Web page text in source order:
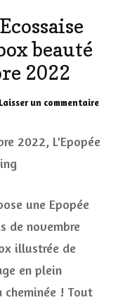
beauté
2022
Laisser un commentairesur
une Epopée
de novembre
illustrée de
en plein
! Tout